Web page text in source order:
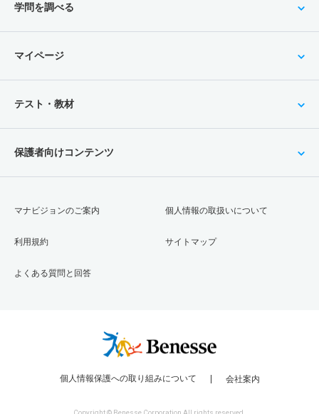
学問を調べる
マイページ
テスト・教材
保護者向けコンテンツ
マナビジョンのご案内
利用規約
よくある質問と回答
個人情報の取扱いについて
サイトマップ
個人情報保護への取り組みについて 会社案内